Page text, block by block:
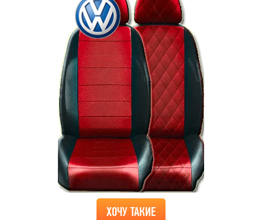
ХОЧУ ТАКИЕ